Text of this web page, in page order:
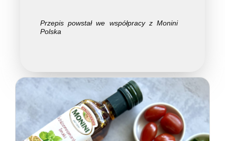
Przepis powstał we współpracy z Monini
Polska